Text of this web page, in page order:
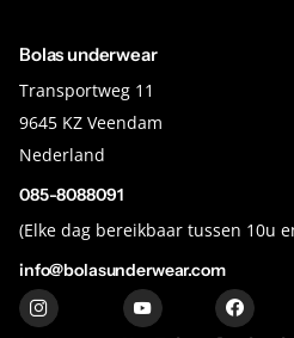
Bolas underwear
Transportweg 11
9645 KZ Veendam
Nederland
085-8088091
(Elke dag bereikbaar tussen 10u
info@bolasunderwear.com